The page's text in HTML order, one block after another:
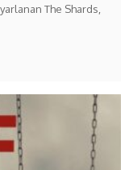
The Shards,